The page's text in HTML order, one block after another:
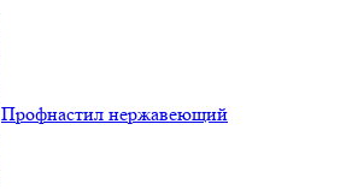
Профнастил нержавеющий